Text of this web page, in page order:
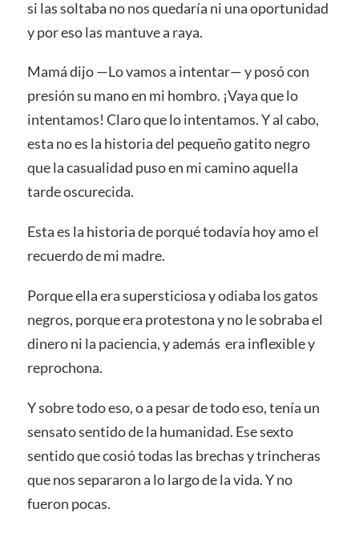
si las soltaba no nos quedaría ni una oportunidad
y por eso las mantuve a raya.
Mamá dijo —Lo vamos a intentar— y posó con
presión su mano en mi hombro. ¡Vaya que lo
intentamos! Claro que lo intentamos. Y al cabo,
esta no es la historia del pequeño gatito negro
que la casualidad puso en mi camino aquella
tarde oscurecida.
Esta es la historia de porqué todavía hoy amo el
recuerdo de mi madre.
Porque ella era supersticiosa y odiaba los gatos
negros, porque era protestona y no le sobraba el
dinero ni la paciencia, y además era inflexible y
reprochona.
Y sobre todo eso, o a pesar de todo eso, tenía un
sensato sentido de la humanidad. Ese sexto
sentido que cosió todas las brechas y trincheras
que nos separaron a lo largo de la vida. Y no
fueron pocas.